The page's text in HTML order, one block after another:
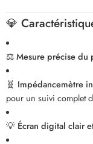
💎
⚖️Mesure précise du
🧬 Impédancemètre
pour un suivi complet
💡 Écran digital clair